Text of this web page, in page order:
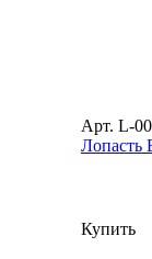
Арт. L-
Лопасть
Купить